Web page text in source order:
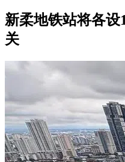
新柔地铁站将各设
关